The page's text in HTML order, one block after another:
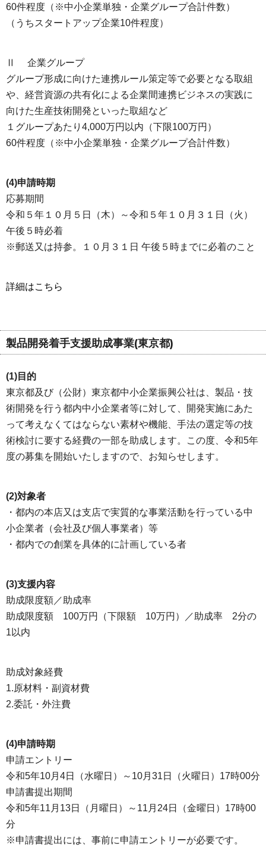
60件程度（※中小企業単独・企業グループ合計件数）
（うちスタートアップ企業10件程度）
Ⅱ 企業グループ
グループ形成に向けた連携ルール策定等で必要となる取組
や、経営資源の共有化による企業間連携ビジネスの実践に
向けた生産技術開発といった取組など
１グループあたり4,000万円以内（下限100万円）
60件程度（※中小企業単独・企業グループ合計件数）
(4)申請時期
応募期間
令和５年１０月５日（木）～令和５年１０月３１日（火）
午後５時必着
※郵送又は持参。１０月３１日 午後５時までに必着のこと
詳細はこちら
製品開発着手支援助成事業(東京都)
(1)目的
東京都及び（公財）東京都中小企業振興公社は、製品・技
術開発を行う都内中小企業者等に対して、開発実施にあた
って考えなくてはならない素材や機能、手法の選定等の技
術検討に要する経費の一部を助成します。この度、令和5年
度の募集を開始いたしますので、お知らせします。
(2)対象者
・都内の本店又は支店で実質的な事業活動を行っている中
小企業者（会社及び個人事業者）等
・都内での創業を具体的に計画している者
(3)支援内容
助成限度額／助成率
助成限度額 100万円（下限額 10万円）／助成率 2分の
1以内
助成対象経費
1.原材料・副資材費
2.委託・外注費
(4)申請時期
申請エントリー
令和5年10月4日（水曜日）～10月31日（火曜日）17時00分
申請書提出期間
令和5年11月13日（月曜日）～11月24日（金曜日）17時00
分
※申請書提出には、事前に申請エントリーが必要です。